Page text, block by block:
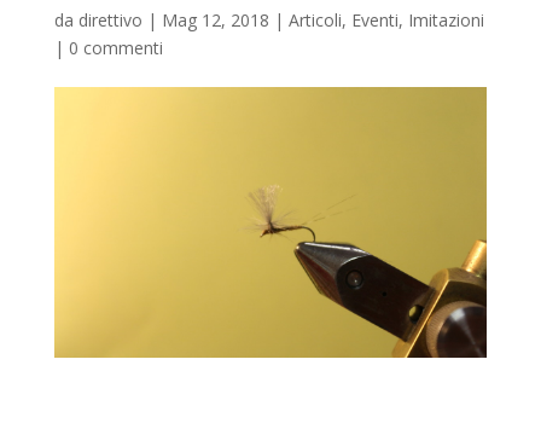
da direttivo | Mag 12, 2018 | Articoli, Eventi, Imitazioni
| 0 commenti